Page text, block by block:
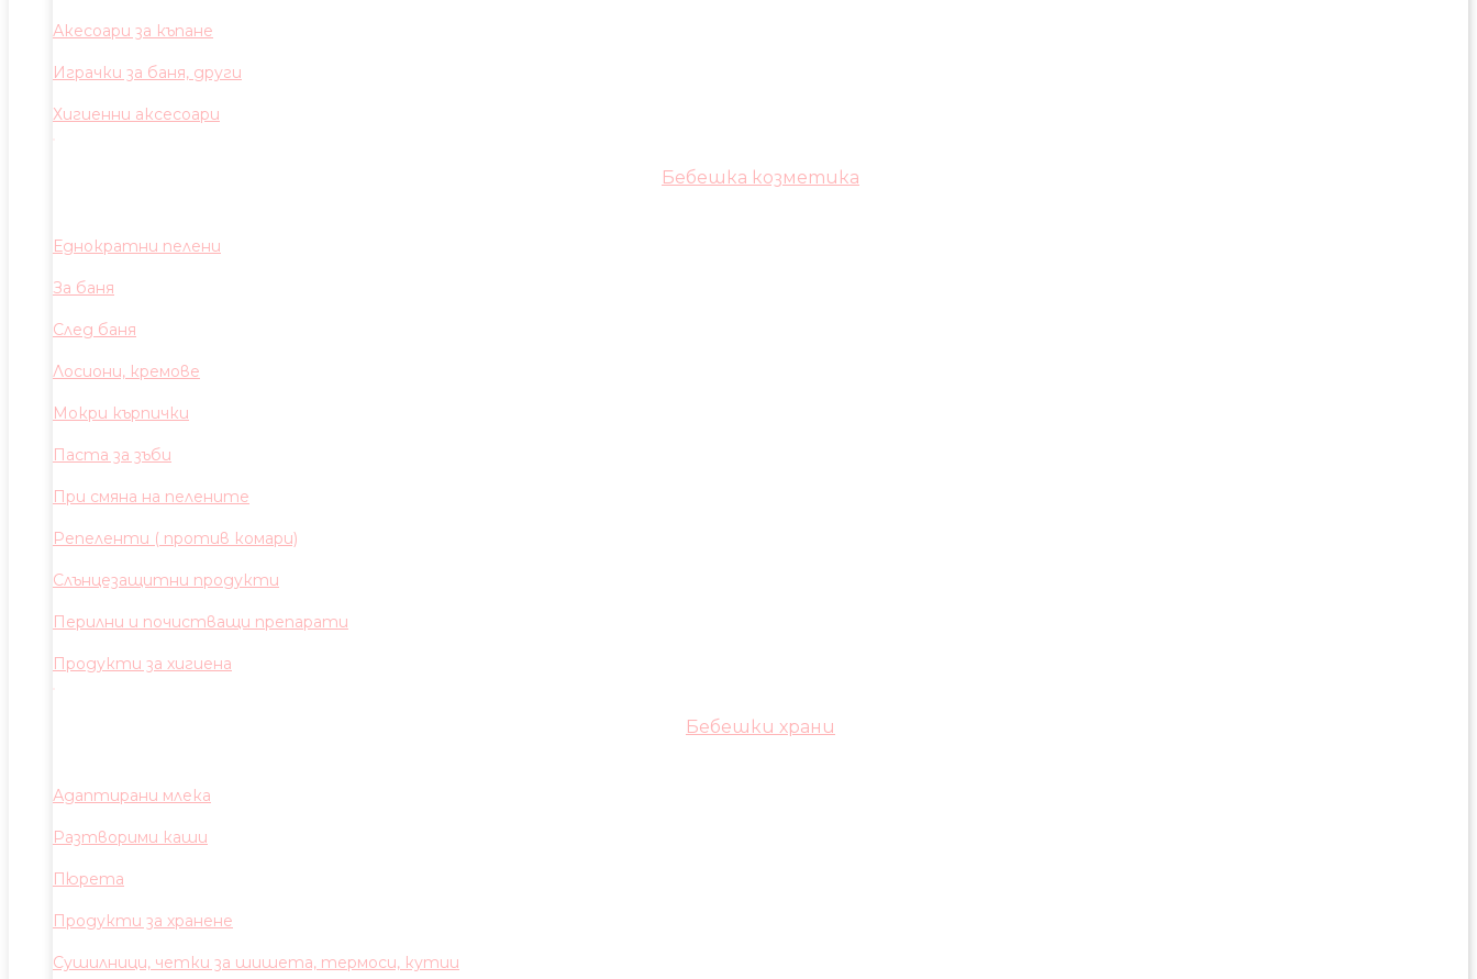
Акесоари за къпане
Играчки за баня, други
Хигиенни аксесоари
Бебешка козметика
Еднократни пелени
За баня
След баня
Лосиони, кремове
Мокри кърпички
Паста за зъби
При смяна на пелените
Репеленти ( против комари)
Слънцезащитни продукти
Перилни и почистващи препарати
Продукти за хигиена
Бебешки храни
Адаптирани млека
Разтворими каши
Пюрета
Продукти за хранене
Сушилници, четки за шишета, термоси, кутии